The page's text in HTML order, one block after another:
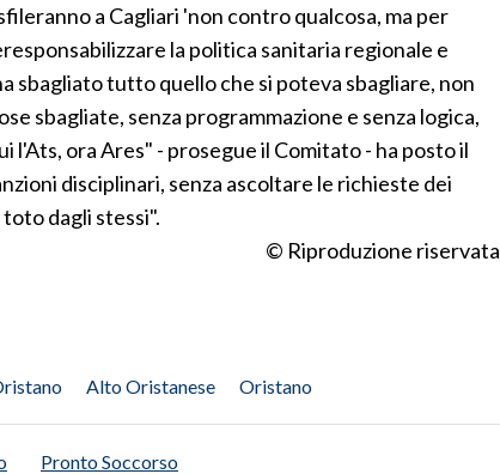
a Cagliari 'non contro qualcosa, ma per
la politica sanitaria regionale e
sbagliato tutto quello che si poteva sbagliare, non
sbagliate, senza programmazione e senza logica,
l'Ats, ora Ares" - prosegue il Comitato - ha posto il
disciplinari, senza ascoltare le richieste dei
dagli stessi".
© Riproduzione riservata
Alto Oristanese Oristano
Pronto Soccorso